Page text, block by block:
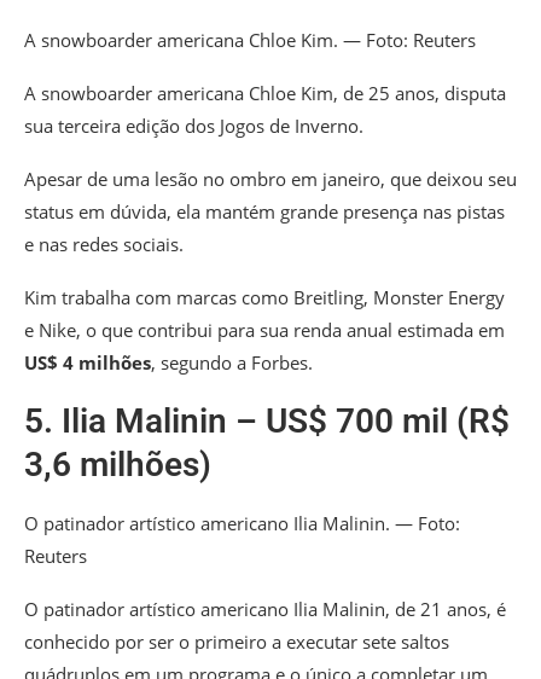
A snowboarder americana Chloe Kim. — Foto: Reuters
A snowboarder americana Chloe Kim, de 25 anos, disputa
sua terceira edição dos Jogos de Inverno.
Apesar de uma lesão no ombro em janeiro, que deixou seu
status em dúvida, ela mantém grande presença nas pistas
e nas redes sociais.
Kim trabalha com marcas como Breitling, Monster Energy
e Nike, o que contribui para sua renda anual estimada em
US$ 4 milhões, segundo a Forbes.
5. Ilia Malinin – US$ 700 mil (R$
3,6 milhões)
O patinador artístico americano Ilia Malinin. — Foto:
Reuters
O patinador artístico americano Ilia Malinin, de 21 anos, é
conhecido por ser o primeiro a executar sete saltos